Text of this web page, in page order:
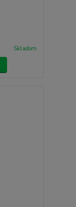
Skladom